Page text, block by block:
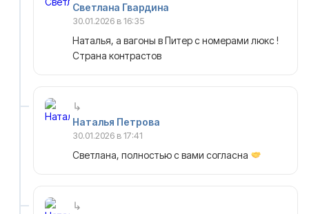
Светлана Гвардина
30.01.2026 в 16:35
Наталья, а вагоны в Питер с номерами люкс !
Страна контрастов
Наталья Петрова
30.01.2026 в 17:41
Светлана, полностью с вами согласна